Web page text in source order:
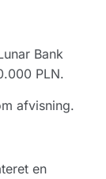
Bank
PLN.
afvisning.
en